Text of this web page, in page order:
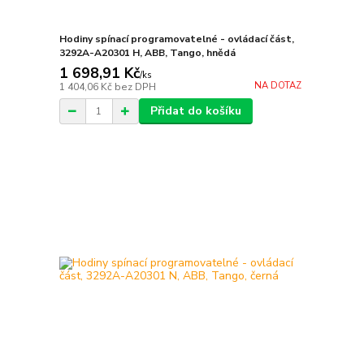
Hodiny spínací programovatelné - ovládací část,
3292A-A20301 H, ABB, Tango, hnědá
1 698,91 Kč/ks
1 404,06 Kč bez DPH NA DOTAZ
Přidat do košíku